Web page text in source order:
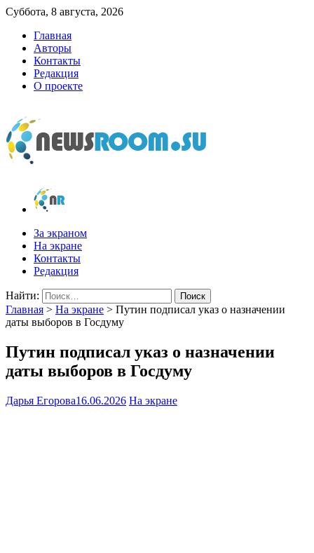
Суббота, 8 августа, 2026
Главная
Авторы
Контакты
Редакция
О проекте
newsroom.su
Новости о новостях
За экраном
На экране
Контакты
Редакция
Найти:
Главная > На экране > Путин подписал указ о назначении
даты выборов в Госдуму
Путин подписал указ о назначении
даты выборов в Госдуму
Дарья Егорова16.06.2026 На экране